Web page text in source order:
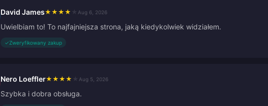
David James★ ★ ★ ★ Aug 6, 2026
Uwielbiam to! To najfajniejsza strona, jaką kiedykolwiek widziałem.
✓Zweryfikowany zakup
Nero Loeffler★ ★ ★ ★ Aug 5, 2026
Szybka i dobra obsługa.